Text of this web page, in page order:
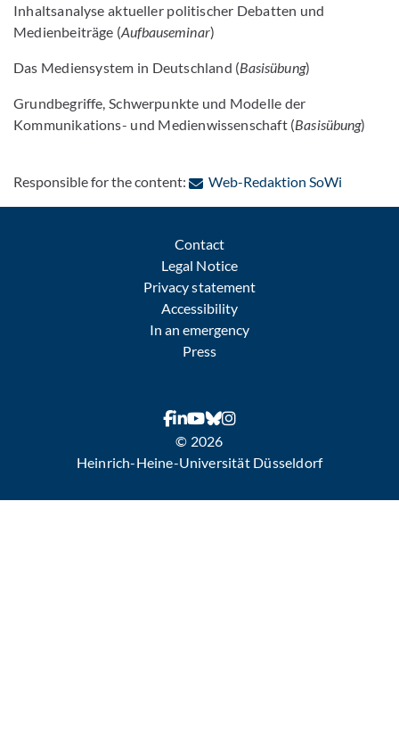
Inhaltsanalyse aktueller politischer Debatten und
Medienbeiträge (Aufbauseminar)
Das Mediensystem in Deutschland (Basisübung)
Grundbegriffe, Schwerpunkte und Modelle der
Kommunikations- und Medienwissenschaft (Basisübung)
Responsible for the content: Web-Redaktion SoWi:
Contact
Legal Notice
Privacy statement
Accessibility
In an emergency
Press
© 2026
Heinrich-Heine-Universität Düsseldorf